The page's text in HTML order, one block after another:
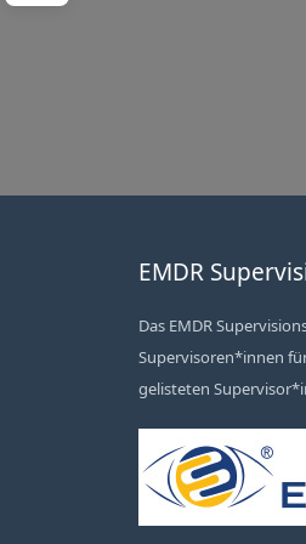
EMDR
Das EMDR
Supervisoren*innen
gelisteten